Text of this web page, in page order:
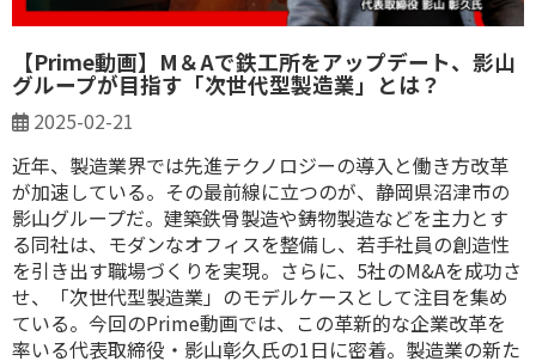
【Prime動画】M＆Aで鉄工所をアップデート、影山
グループが目指す「次世代型製造業」とは？
2025-02-21
近年、製造業界では先進テクノロジーの導入と働き方改革
が加速している。その最前線に立つのが、静岡県沼津市の
影山グループだ。建築鉄骨製造や鋳物製造などを主力とす
る同社は、モダンなオフィスを整備し、若手社員の創造性
を引き出す職場づくりを実現。さらに、5社のM&Aを成功さ
せ、「次世代型製造業」のモデルケースとして注目を集め
ている。今回のPrime動画では、この革新的な企業改革を
率いる代表取締役・影山彰久氏の1日に密着。製造業の新た